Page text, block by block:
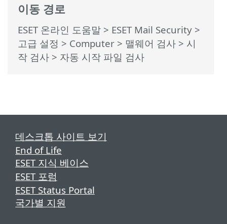
이동 경로
ESET 온라인 도움말 > ESET Mail Security >
고급 설정 > Computer > 맬웨어 검사 > 시
작 검사 > 자동 시작 파일 검사
데스크톱 사이트 보기
End of Life
ESET 지식 베이스
ESET 포럼
ESET Status Portal
국가별 지원